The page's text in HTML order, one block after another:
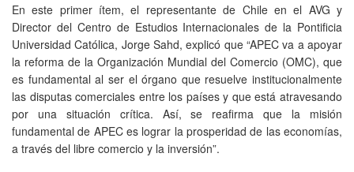
En este primer ítem, el representante de Chile en el AVG y
Director del Centro de Estudios Internacionales de la Pontificia
Universidad Católica, Jorge Sahd, explicó que “APEC va a apoyar
la reforma de la Organización Mundial del Comercio (OMC), que
es fundamental al ser el órgano que resuelve institucionalmente
las disputas comerciales entre los países y que está atravesando
por una situación crítica. Así, se reafirma que la misión
fundamental de APEC es lograr la prosperidad de las economías,
a través del libre comercio y la inversión”.